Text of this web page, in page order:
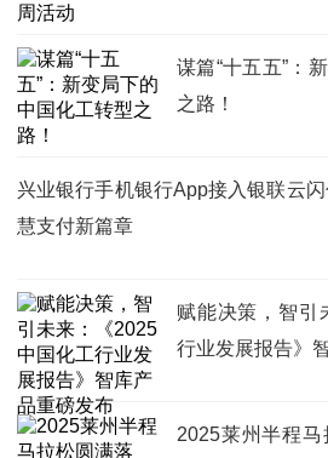
谋篇“十五五”：
之路！
兴业银行手机银行App接入银联云
慧支付新篇章
赋能决策，智引
行业发展报告》
2025莱州半程